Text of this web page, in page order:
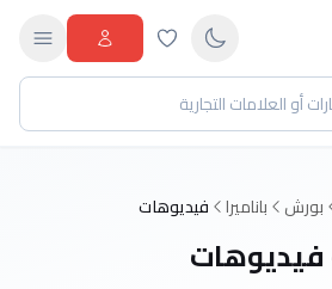
بورش باناميرا فيديوهات
فيديوهات